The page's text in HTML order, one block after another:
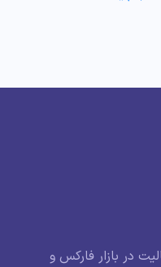
در بازار فارکس و